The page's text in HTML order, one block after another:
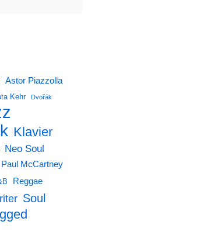
Astor Piazzolla
Kehr Dvořák
Klavier
Neo Soul
Paul McCartney
Reggae
Soul